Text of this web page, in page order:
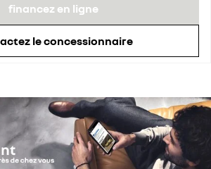
financez en ligne
le concessionnaire